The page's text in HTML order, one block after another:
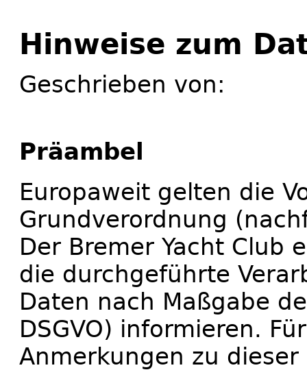
Hinweise zum
Geschrieben von:
Präambel
Europaweit gelten die
Grundverordnung
Der Bremer Yacht Club
die durchgeführte
Daten nach Maßgabe
DSGVO) informieren.
Anmerkungen zu